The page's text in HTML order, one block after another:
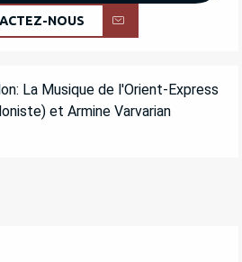
NOUS
La Musique de l'Orient-Express
et Armine Varvarian